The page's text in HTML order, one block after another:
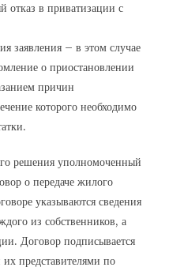
отказ в приватизации с
заявления – в этом случае
о приостановлении
причин
которого необходимо
решения уполномоченный
о передаче жилого
указываются сведения
из собственников, а
Договор подписывается
представителями по